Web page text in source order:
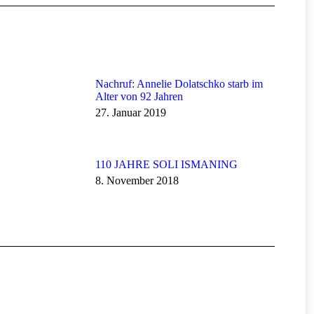
Nachruf: Annelie Dolatschko starb im
Alter von 92 Jahren
27. Januar 2019
110 JAHRE SOLI ISMANING
8. November 2018